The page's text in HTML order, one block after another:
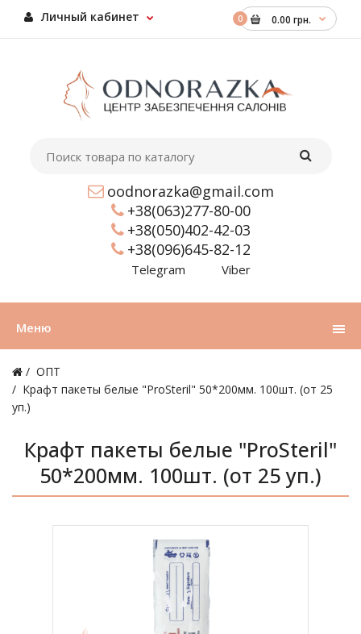
0 0.00 грн.
Личный кабинет
oodnorazka@gmail.com
+38(063)277-80-00
+38(050)402-42-03
+38(096)645-82-12
Telegram Viber
Меню
ОПТ
Крафт пакеты белые "ProSteril" 50*200мм. 100шт. (от 25
уп.)
Крафт пакеты белые "ProSteril"
50*200мм. 100шт. (от 25 уп.)